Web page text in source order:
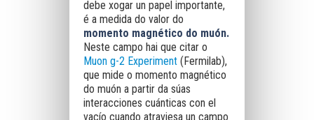
debe xogar un papel importante,
é a medida do valor do
momento magnético do muón.
Neste campo hai que citar o
Muon g-2 Experiment(Fermilab),
que mide o momento magnético
do muón a partir da súas
interacciones cuánticas con el
vacío cuando atraviesa un campo